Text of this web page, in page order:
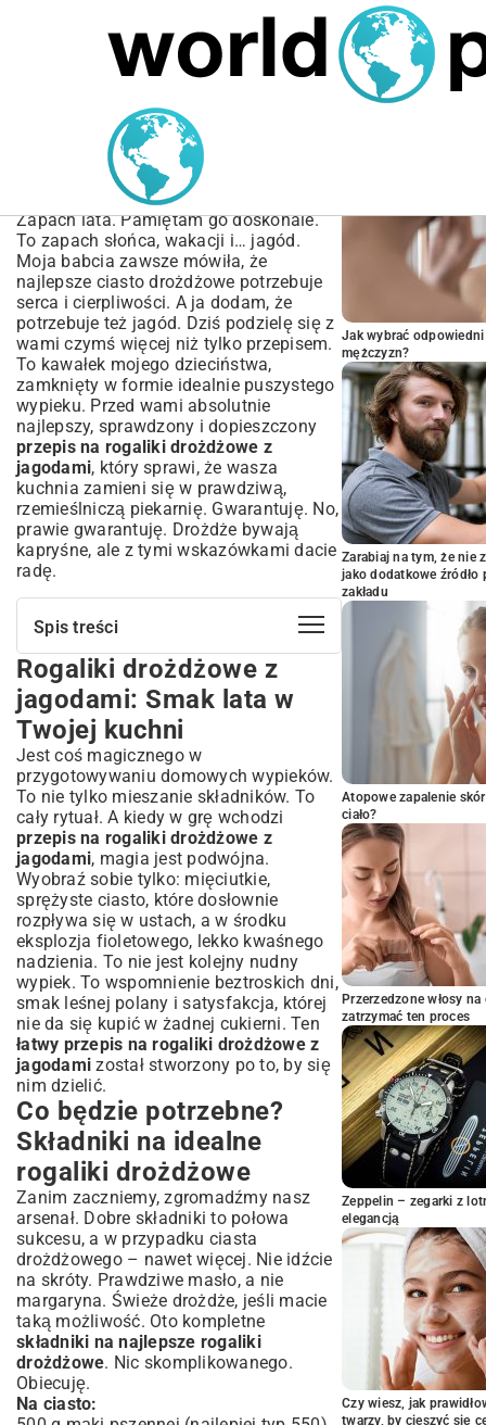
MARIUSZ ŁAMAGA 04.10.2025
Przepis na Rogaliki
Drożdżowe z Jagodami –
Puszyste i Pyszne
Zapach lata. Pamiętam go doskonale.
To zapach słońca, wakacji i… jagód.
Moja babcia zawsze mówiła, że
najlepsze ciasto drożdżowe potrzebuje
serca i cierpliwości. A ja dodam, że
potrzebuje też jagód. Dziś podzielę się z
wami czymś więcej niż tylko przepisem.
To kawałek mojego dzieciństwa,
zamknięty w formie idealnie puszystego
wypieku. Przed wami absolutnie
najlepszy, sprawdzony i dopieszczony
przepis na rogaliki drożdżowe z
jagodami, który sprawi, że wasza
kuchnia zamieni się w prawdziwą,
rzemieślniczą piekarnię. Gwarantuję. No,
prawie gwarantuję. Drożdże bywają
kapryśne, ale z tymi wskazówkami dacie
radę.
Spis treści
Rogaliki drożdżowe z jagodami: Smak
lata w Twojej kuchni
Co będzie potrzebne? Składniki na
idealne rogaliki drożdżowe
Jak wybrać najlepsze jagody do
nadzienia?
Krok po kroku: Przygotowanie
puszystego ciasta drożdżowego
Sekrety idealnego wyrastania ciasta
Jak uniknąć najczęstszych błędów w
przygotowaniu ciasta drożdżowego?
Formowanie i nadziewanie: Rogaliki z
jagodami idealnie ukształtowane
Pomysły na urozmaicenie nadzienia
jagodowego
Techniki formowania rogalików – proste
wskazówki
Pieczenie: Perfekcyjnie złociste rogaliki z
piekarnika
Jaka temperatura i czas pieczenia są
najlepsze?
Serwowanie i przechowywanie: Ciesz się
smakiem dłużej
Propozycje podania rogalików
drożdżowych
Jak zachować świeżość rogalików na
dłużej?
Najczęściej zadawane pytania o rogaliki
drożdżowe z jagodami
Podsumowanie: Twoje domowe rogaliki
drożdżowe z jagodami
Rogaliki drożdżowe z
jagodami: Smak lata w
Twojej kuchni
Jest coś magicznego w
przygotowywaniu domowych wypieków.
To nie tylko mieszanie składników. To
cały rytuał. A kiedy w grę wchodzi
przepis na rogaliki drożdżowe z
jagodami, magia jest podwójna.
Wyobraź sobie tylko: mięciutkie,
sprężyste ciasto, które dosłownie
rozpływa się w ustach, a w środku
eksplozja fioletowego, lekko kwaśnego
nadzienia. To nie jest kolejny nudny
wypiek. To wspomnienie beztroskich dni,
smak leśnej polany i satysfakcja, której
nie da się kupić w żadnej cukierni. Ten
łatwy przepis na rogaliki drożdżowe z
jagodami został stworzony po to, by się
nim dzielić.
Co będzie potrzebne?
Składniki na idealne
rogaliki drożdżowe
Zanim zaczniemy, zgromadźmy nasz
arsenał. Dobre składniki to połowa
sukcesu, a w przypadku ciasta
drożdżowego – nawet więcej. Nie idźcie
na skróty. Prawdziwe masło, a nie
margaryna. Świeże drożdże, jeśli macie
taką możliwość. Oto kompletne
składniki na najlepsze rogaliki
drożdżowe. Nic skomplikowanego.
Obiecuję.
Na ciasto:
Jak wybrać
mężczyzn?
Zarabiaj na tym, że nie
jako dodatkowe
zakładu
Atopowe zapalenie
ciało?
Przerzedzone włosy
zatrzymać ten proces
Zeppelin – zegarki z
elegancją
Czy wiesz, jak
twarzy, by cieszyć się